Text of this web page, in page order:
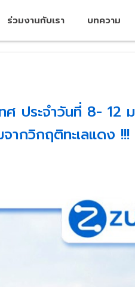
ร่วมงานกับเรา บทความ
ประจำวันที่ 8- 12
ากวิกฤติทะเลแดง !!!